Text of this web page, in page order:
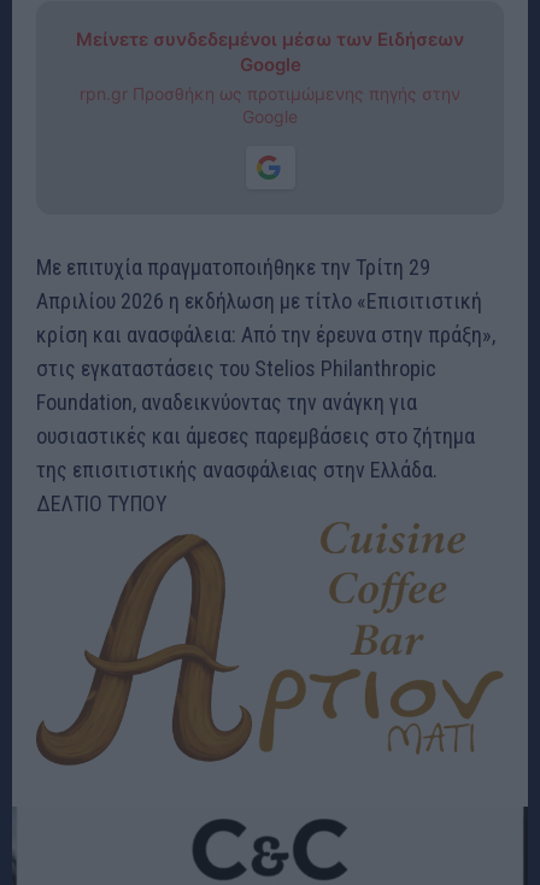
Μείνετε συνδεδεμένοι μέσω των Ειδήσεων
Google
rpn.gr Προσθήκη ως προτιμώμενης πηγής στην
Google
Με επιτυχία πραγματοποιήθηκε την Τρίτη 29
Απριλίου 2026 η εκδήλωση με τίτλο «Επισιτιστική
κρίση και ανασφάλεια: Από την έρευνα στην πράξη»,
στις εγκαταστάσεις του Stelios Philanthropic
Foundation, αναδεικνύοντας την ανάγκη για
ουσιαστικές και άμεσες παρεμβάσεις στο ζήτημα
της επισιτιστικής ανασφάλειας στην Ελλάδα.
ΔΕΛΤΙΟ ΤΥΠΟΥ